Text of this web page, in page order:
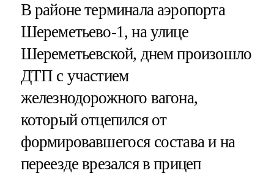
В районе терминала аэропорта
Шереметьево-1, на улице
Шереметьевской, днем произошло
ДТП с участием
железнодорожного вагона,
который отцепился от
формировавшегося состава и на
переезде врезался в прицеп